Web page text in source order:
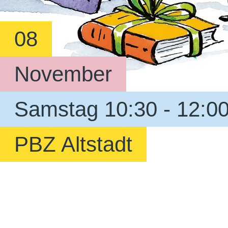
08
November
Samstag 10:30 -
PBZ Altstadt